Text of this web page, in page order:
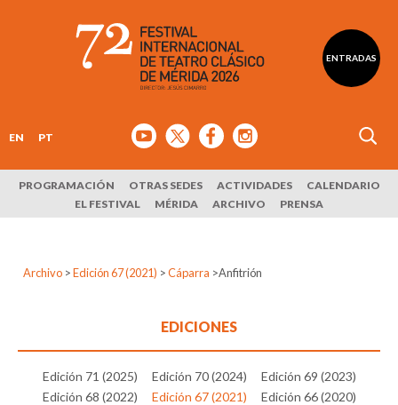
ENTRADAS
EN PT
PROGRAMACIÓN OTRAS SEDES ACTIVIDADES
CALENDARIO
EL FESTIVAL
MÉRIDA ARCHIVO PRENSA
Archivo > Edición 67 (2021) > Cáparra >Anfitrión
EDICIONES
Edición 71 (2025) Edición 70 (2024)
Edición 69 (2023)
Edición 68 (2022)
Edición 67 (2021)
Edición 66 (2020)